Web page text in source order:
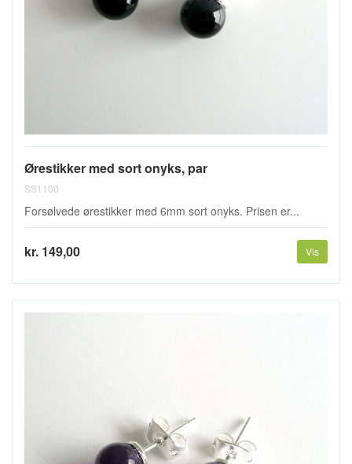
Ørestikker med sort onyks, par
SS1100
Forsølvede ørestikker med 6mm sort onyks. Prisen er...
kr. 149,00 Vis